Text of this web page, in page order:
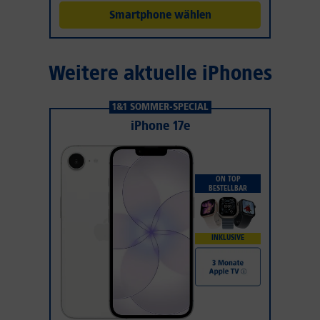
Smartphone wählen
Weitere aktuelle iPhones
1&1 SOMMER-SPECIAL
iPhone 17e
ON TOP
BESTELLBAR
INKLUSIVE